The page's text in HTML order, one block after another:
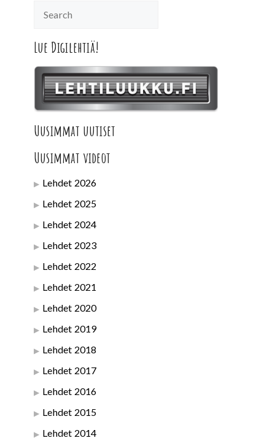
Lue Digilehtiä!
Uusimmat uutiset
Uusimmat videot
Lehdet 2026
Lehdet 2025
Lehdet 2024
Lehdet 2023
Lehdet 2022
Lehdet 2021
Lehdet 2020
Lehdet 2019
Lehdet 2018
Lehdet 2017
Lehdet 2016
Lehdet 2015
Lehdet 2014